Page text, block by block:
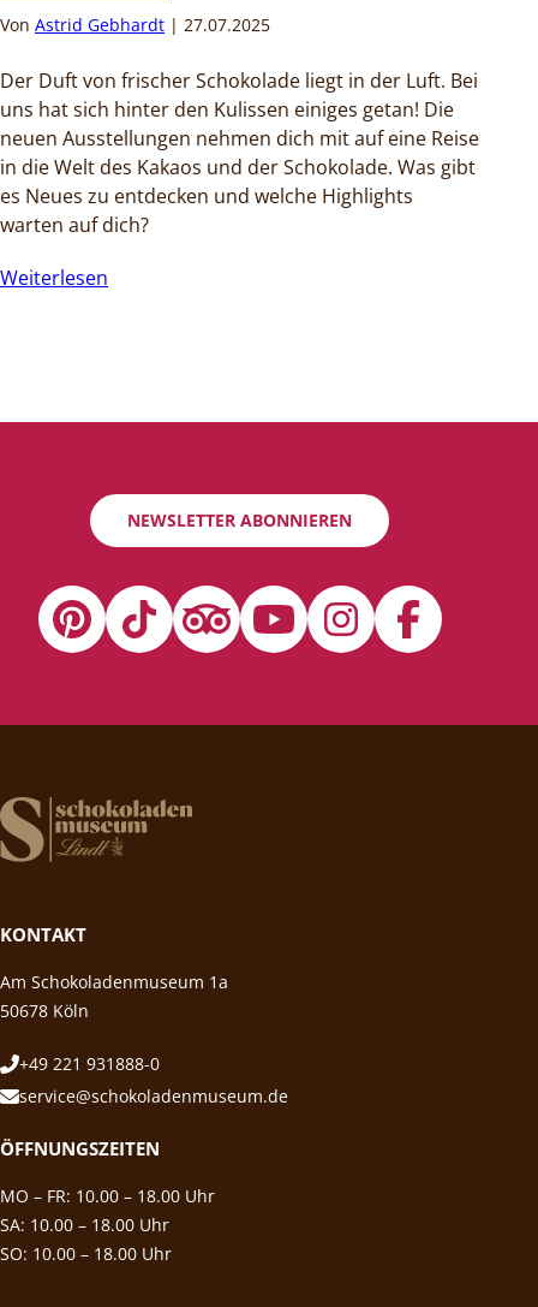
Von Astrid Gebhardt 27.07.2025
Der Duft von frischer Schokolade liegt in der Luft. Bei
uns hat sich hinter den Kulissen einiges getan! Die
neuen Ausstellungen nehmen dich mit auf eine Reise
in die Welt des Kakaos und der Schokolade. Was gibt
es Neues zu entdecken und welche Highlights
warten auf dich?
Weiterlesen
NEWSLETTER ABONNIEREN
KONTAKT
Am Schokoladenmuseum 1a
50678 Köln
+49 221 931888-0
service@schokoladenmuseum.de
ÖFFNUNGSZEITEN
MO – FR: 10.00 – 18.00 Uhr
SA: 10.00 – 18.00 Uhr
SO: 10.00 – 18.00 Uhr